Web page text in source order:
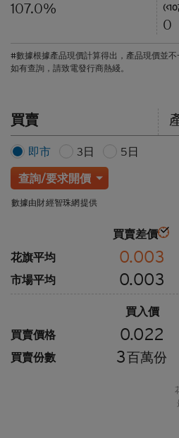
107.0%
0
#數據根據產品現價計算得出，產品現價並不
如有查詢，請致電發行商熱綫。
買賣
即市 3日 5日
查詢/要求開價
數據由財經智珠網提供
買賣差價
花旗平均
0.003
市場平均 0.003
買入價
買賣價格
0.022
買賣份數 3百萬份